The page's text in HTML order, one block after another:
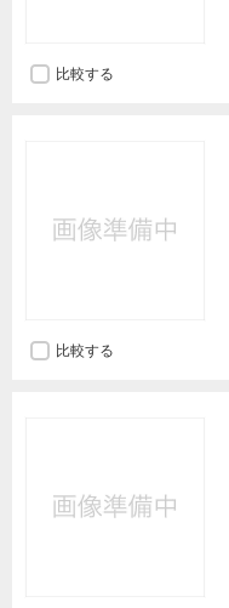
比較する
比較する